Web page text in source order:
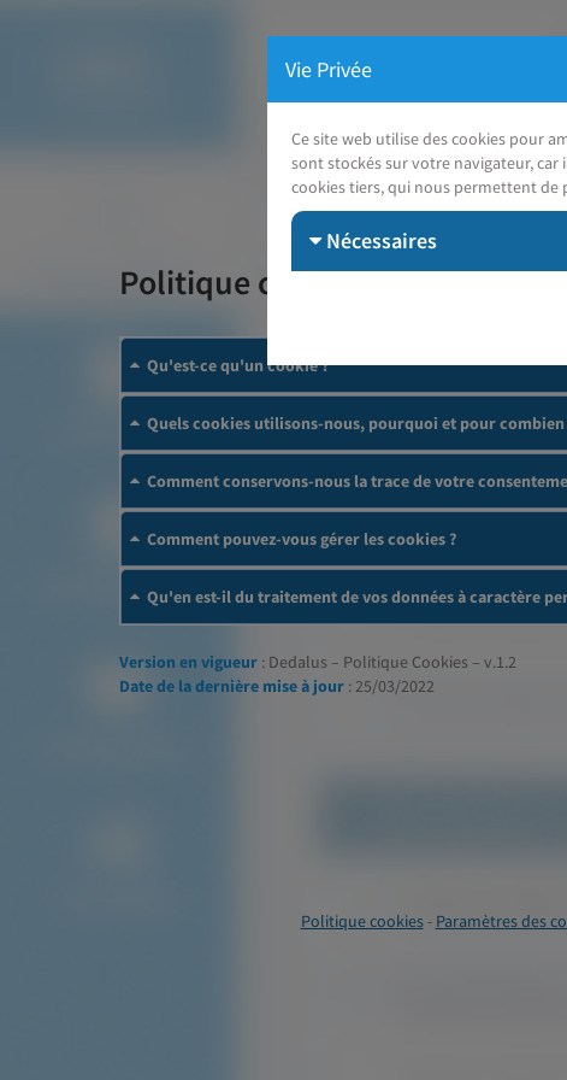
Politique cookies
Qu'est-ce qu'un cookie ?
Quels cookies utilisons-nous, pourquoi et pour combien
Comment conservons-nous la trace de votre
Comment pouvez-vous gérer les cookies ?
Qu'en est-il du traitement de vos données à caractère
Version en vigueur : Dedalus – Politique Cookies – v.1.2
Date de la dernière mise à jour : 25/03/2022
Politique cookies- Paramètres des
Vie Privée
Ce site web utilise des cookies pour
sont stockés sur votre navigateur, car
cookies tiers, qui nous permettent de
Nécessaires